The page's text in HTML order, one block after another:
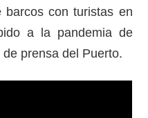
barcos con turistas en
a la pandemia de
prensa del Puerto.